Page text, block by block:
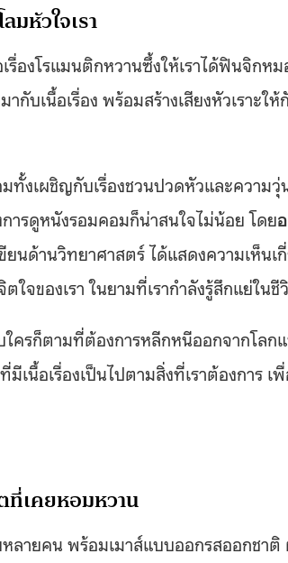
หัวใจเรา
องโรแมนติกหวานซึ้งให้เราได้ฟินจิกห
บเนื้อเรื่อง พร้อมสร้างเสียงหัวเราะใ
งเผชิญกับเรื่องชวนปวดหัวและความวุ่
ารดูหนังรอมคอมก็น่าสนใจไม่น้อย โดย
นด้านวิทยาศาสตร์ ได้แสดงความเห็นเ
จของเรา ในยามที่เรากำลังรู้สึกแย่ในชี
ครก็ตามที่ต้องการหลีกหนีออกจากโลก
เนื้อเรื่องเป็นไปตามสิ่งที่เราต้องการ เ
เคยหอมหวาน
ลายคน พร้อมเมาส์แบบออกรสออกชา